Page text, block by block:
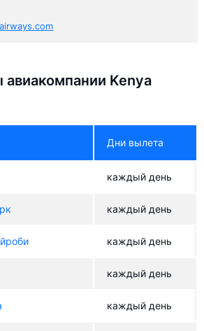
Kenya
Дни вылета
каждый день
каждый день
каждый день
каждый день
каждый день